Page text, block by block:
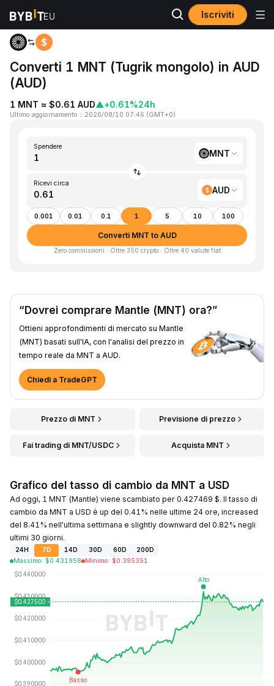
Iscriviti
Home MNT to AUD
Converti 1 MNT (Tugrik mongolo) in AUD
(AUD)
1 MNT ≈ $0.61 AUD▲+0.61%24h
Ultimo aggiornamento ： 2026/08/10 07:46 (GMT+0)
Spendere
MNT
Ricevi circa
AUD
0.001 0.01 0.1 1 5 10 100
Converti MNT to AUD
Zero commissioni · Oltre 350 crypto · Oltre 40 valute fiat
“Dovrei comprare Mantle (MNT) ora?”
Ottieni approfondimenti di mercato su Mantle
(MNT) basati sull'IA, con l'analisi del prezzo in
tempo reale da MNT a AUD.
Chiedi a TradeGPT
Prezzo di MNT Previsione di prezzo
Fai trading di MNT/USDC Acquista MNT
Grafico del tasso di cambio da MNT a USD
Ad oggi, 1 MNT (Mantle) viene scambiato per 0.427469 $. Il tasso di
cambio da MNT a USD è up del 0.41% nelle ultime 24 ore, increased
del 8.41% nell'ultima settimana e slightly downward del 0.82% negli
ultimi 30 giorni.
24H 7D 14D 30D 60D
200D
Massimo: $0.431958 Minimo: $0.395351
Ultimo aggiornamento: 2026-08-10, 07:46 GMT+0